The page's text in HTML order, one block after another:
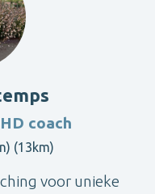
coach
(13km)
voor unieke